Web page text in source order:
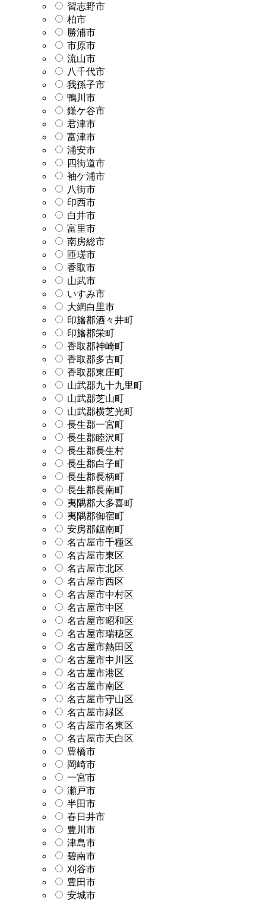
習志野市
柏市
勝浦市
市原市
流山市
八千代市
我孫子市
鴨川市
鎌ケ谷市
君津市
富津市
浦安市
四街道市
袖ケ浦市
八街市
印西市
白井市
富里市
南房総市
匝瑳市
香取市
山武市
いすみ市
大網白里市
印旛郡酒々井町
印旛郡栄町
香取郡神崎町
香取郡多古町
香取郡東庄町
山武郡九十九里町
山武郡芝山町
山武郡横芝光町
長生郡一宮町
長生郡睦沢町
長生郡長生村
長生郡白子町
長生郡長柄町
長生郡長南町
夷隅郡大多喜町
夷隅郡御宿町
安房郡鋸南町
名古屋市千種区
名古屋市東区
名古屋市北区
名古屋市西区
名古屋市中村区
名古屋市中区
名古屋市昭和区
名古屋市瑞穂区
名古屋市熱田区
名古屋市中川区
名古屋市港区
名古屋市南区
名古屋市守山区
名古屋市緑区
名古屋市名東区
名古屋市天白区
豊橋市
岡崎市
一宮市
瀬戸市
半田市
春日井市
豊川市
津島市
碧南市
刈谷市
豊田市
安城市